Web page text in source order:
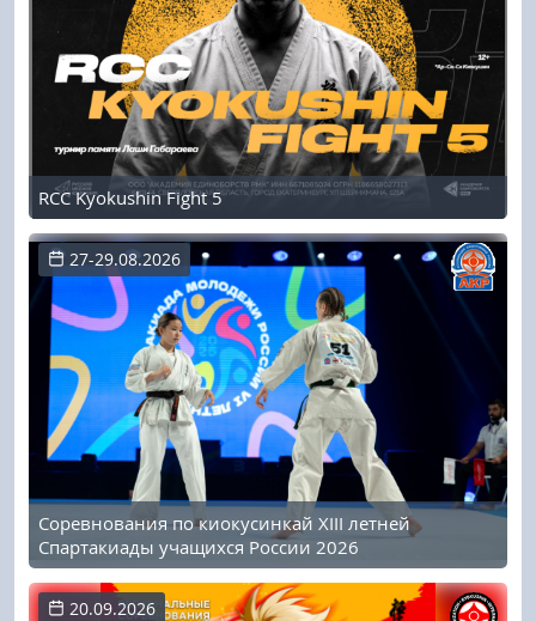
RCC Kyokushin Fight 5
27-29.08.2026
Соревнования по киокусинкай XIII летней
Спартакиады учащихся России 2026
20.09.2026